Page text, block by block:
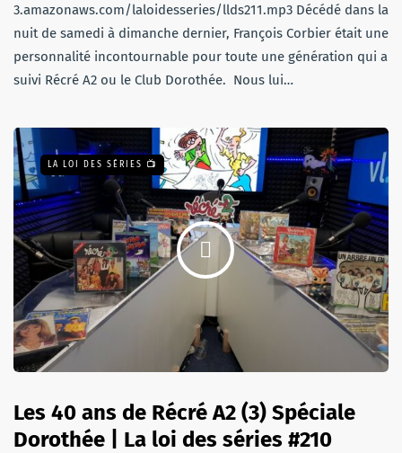
3.amazonaws.com/laloidesseries/llds211.mp3 Décédé dans la
nuit de samedi à dimanche dernier, François Corbier était une
personnalité incontournable pour toute une génération qui a
suivi Récré A2 ou le Club Dorothée. Nous lui…
LA LOI DES SÉRIES 📺
Les 40 ans de Récré A2 (3) Spéciale
Dorothée | La loi des séries #210